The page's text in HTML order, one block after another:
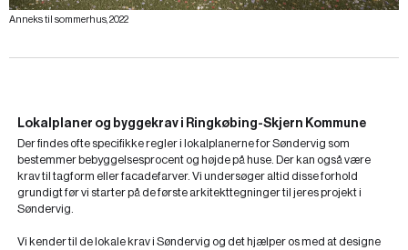
Anneks til sommerhus, 2022
Lokalplaner og byggekrav i Ringkøbing-Skjern Kommune
Der findes ofte specifikke regler i lokalplanerne for Søndervig som
bestemmer bebyggelsesprocent og højde på huse. Der kan også være
krav til tagform eller facadefarver. Vi undersøger altid disse forhold
grundigt før vi starter på de første arkitekttegninger til jeres projekt i
Søndervig.
Vi kender til de lokale krav i Søndervig og det hjælper os med at designe